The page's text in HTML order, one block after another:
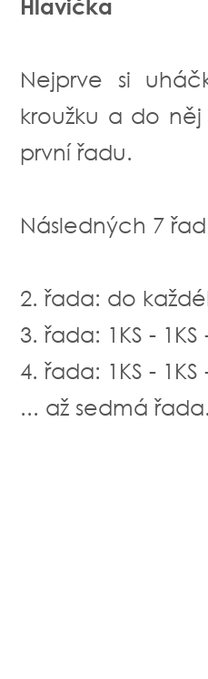
Hlavička
Nejprve si
kroužku a do
první řadu.
Následných 7
2. řada: do
3. řada: 1KS - 1KS
4. řada: 1KS - 1KS
... až sedmá řada.